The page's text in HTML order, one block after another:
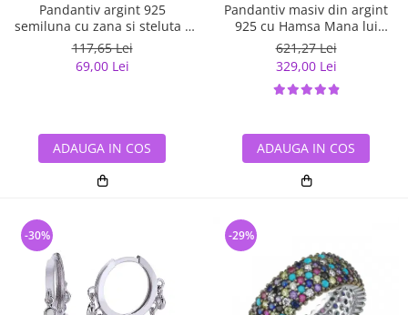
Pandantiv argint 925
semiluna cu zana si steluta -
Be Fantastic PSX0560
117,65 Lei
69,00 Lei
ADAUGA IN COS
Pandantiv masiv din argint
925 cu Hamsa Mana lui
Fatima
621,27 Lei
329,00 Lei
ADAUGA IN COS
-30% -29%